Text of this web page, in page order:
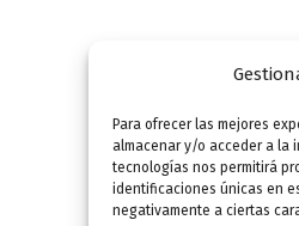
Para ofrecer las mejores
almacenar y/o acceder a la
tecnologías nos permitirá
identificaciones únicas en
negativamente a ciertas